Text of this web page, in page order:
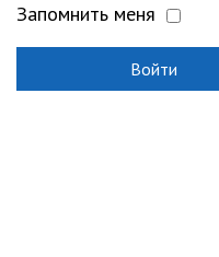
Запомнить меня
Войти